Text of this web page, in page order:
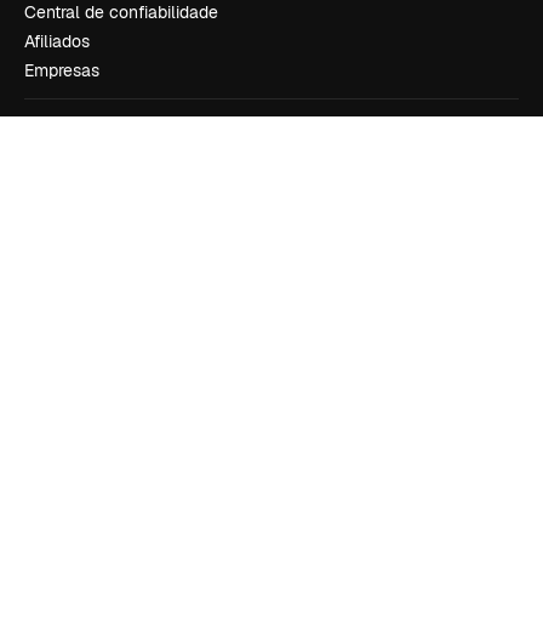
Central de confiabilidade
Afiliados
Empresas